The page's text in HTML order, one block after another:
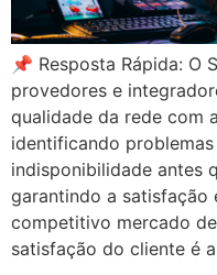
📌 Resposta Rápida: O
provedores e
qualidade da rede com
identificando
indisponibilidade antes
garantindo a satisfação
competitivo mercado
satisfação do cliente é